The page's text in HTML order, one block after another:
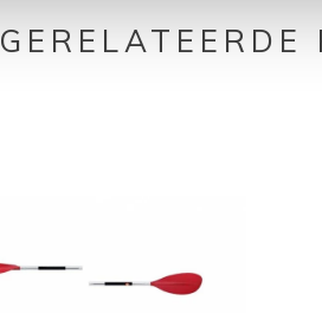
GERELATEERDE